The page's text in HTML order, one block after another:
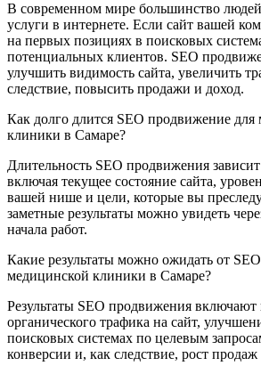
В современном мире большинство
услуги в интернете. Если сайт вашей
на первых позициях в поисковых
потенциальных клиентов. SEO
улучшить видимость сайта, увеличить
следствие, повысить продажи и доход.
Как долго длится SEO продвижение для
клиники в Самаре?
Длительность SEO продвижения
включая текущее состояние сайта,
вашей нише и цели, которые вы
заметные результаты можно увидеть
начала работ.
Какие результаты можно ожидать от
медицинской клиники в Самаре?
Результаты SEO продвижения включают
органического трафика на сайт,
поисковых системах по целевым
конверсии и, как следствие, рост продаж